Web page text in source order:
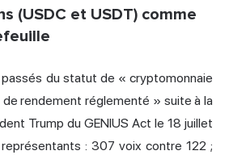
(USDC et USDT) comme
du statut de « cryptomonnaie
rendement réglementé » suite à la
Trump du GENIUS Act le 18 juillet
: 307 voix contre 122 ;